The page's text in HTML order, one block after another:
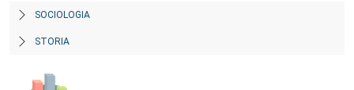
SOCIOLOGIA
STORIA